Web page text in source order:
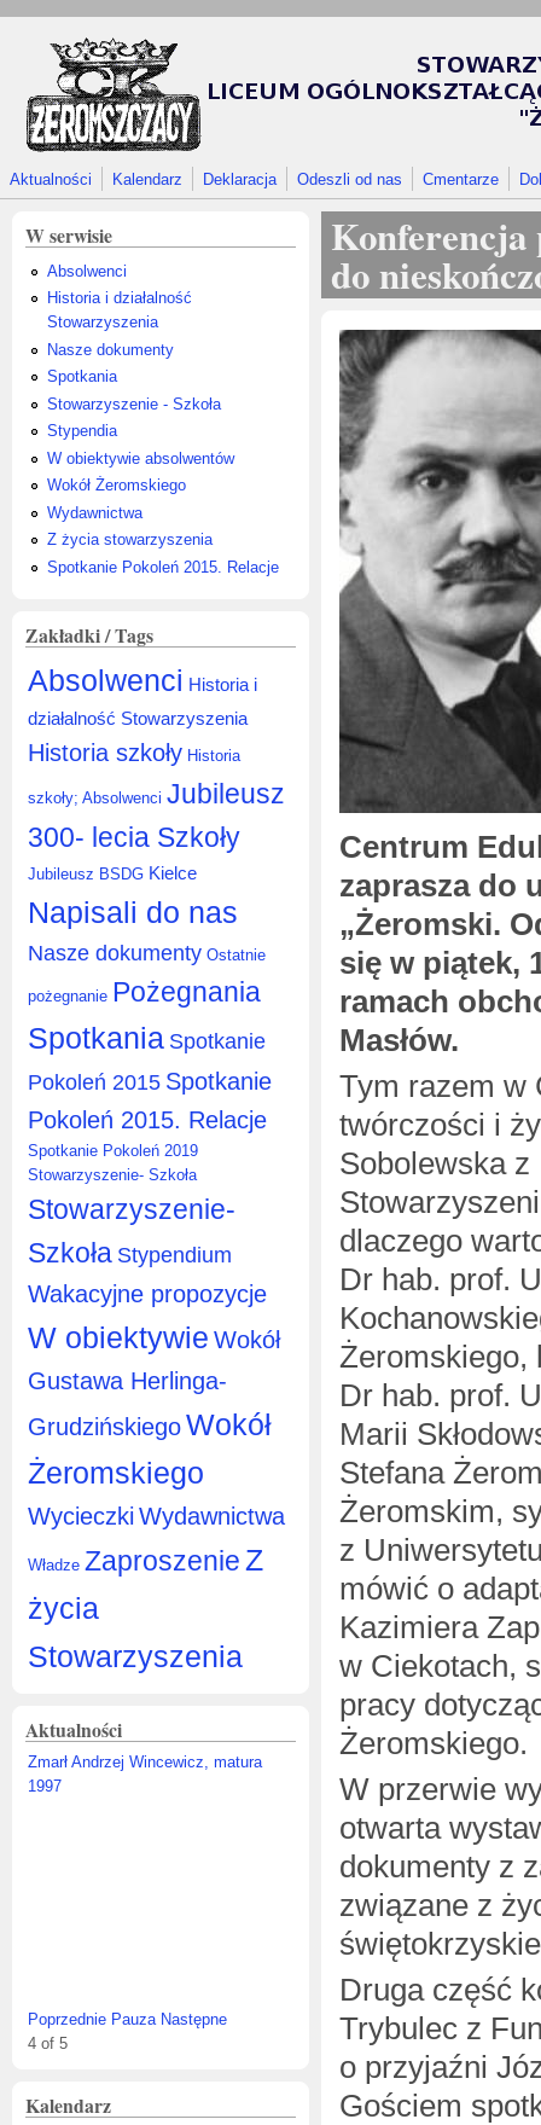
Aktualności Kalendarz Deklaracja Odeszli od nas Cmentarze
W serwisie
Absolwenci
Historia i działalność
Stowarzyszenia
Nasze dokumenty
Spotkania
Stowarzyszenie - Szkoła
Stypendia
W obiektywie absolwentów
Wokół Żeromskiego
Wydawnictwa
Z życia stowarzyszenia
Spotkanie Pokoleń 2015. Relacje
Zakładki / Tags
Absolwenci Historia i
działalność Stowarzyszenia
Historia szkoły Historia
szkoły; Absolwenci Jubileusz
300- lecia Szkoły
Jubileusz BSDG Kielce
Napisali do nas
Nasze dokumenty Ostatnie
pożegnanie Pożegnania
Spotkania Spotkanie
Pokoleń 2015 Spotkanie
Pokoleń 2015. Relacje
Spotkanie Pokoleń 2019
Stowarzyszenie- Szkoła
Stowarzyszenie-
Szkoła Stypendium
Wakacyjne propozycje
W obiektywie Wokół
Gustawa Herlinga-
GrudzińskiegoWokół
Żeromskiego
Wycieczki Wydawnictwa
Władze ZaproszenieZ
życia
Stowarzyszenia
Aktualności
Zmarł Andrzej Wincewicz, matura
1997
Poprzednie Pauza Następne
4 of 5
Kalendarz
Konferencja
do
Centrum
zaprasza do
„Żeromski.
się w piątek,
ramach
Masłów.
Tym razem w
twórczości i
Sobolewska
dlaczego
Dr hab. prof.
Żeromskiego,
Dr hab. prof.
Marii
Stefana
Żeromskim,
z
mówić o
Kazimiera
w Ciekotach,
pracy
Żeromskiego.
W przerwie
otwarta
dokumenty z
związane z
Druga część
Trybulec z
o przyjaźni
Gościem